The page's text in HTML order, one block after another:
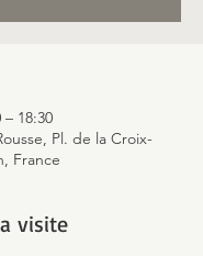
– 18:30
Pl. de la Croix-
France
visite